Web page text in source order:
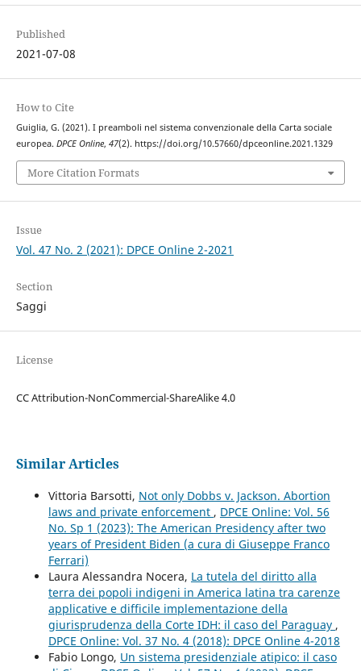
Published
2021-07-08
How to Cite
Guiglia, G. (2021). I preamboli nel sistema convenzionale della Carta sociale
europea. DPCE Online, 47(2). https://doi.org/10.57660/dpceonline.2021.1329
More Citation Formats
Issue
Vol. 47 No. 2 (2021): DPCE Online 2-2021
Section
Saggi
License
CC Attribution-NonCommercial-ShareAlike 4.0
Similar Articles
Vittoria Barsotti, Not only Dobbs v. Jackson. Abortion
laws and private enforcement , DPCE Online: Vol. 56
No. Sp 1 (2023): The American Presidency after two
years of President Biden (a cura di Giuseppe Franco
Ferrari)
Laura Alessandra Nocera, La tutela del diritto alla
terra dei popoli indigeni in America latina tra carenze
applicative e difficile implementazione della
giurisprudenza della Corte IDH: il caso del Paraguay ,
DPCE Online: Vol. 37 No. 4 (2018): DPCE Online 4-2018
Fabio Longo, Un sistema presidenziale atipico: il caso